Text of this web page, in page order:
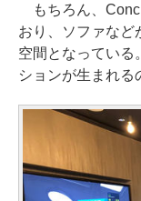
もちろん、
おり、ソファなど
空間となっている
ションが生まれる